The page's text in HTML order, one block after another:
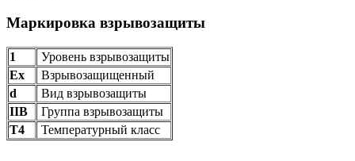
Маркировка взрывозащиты
1
Уровень взрывозащиты
Ех
Взрывозащищенный
d
Вид взрывозащиты
IIB
Группа взрывозащиты
Т4
Температурный класс